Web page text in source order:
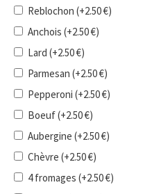
Reblochon (+2.50€)
Anchois (+2.50€)
Lard (+2.50€)
Parmesan (+2.50€)
Pepperoni (+2.50€)
Boeuf(+2.50€)
Aubergine (+2.50€)
Chèvre (+2.50€)
4 fromages (+2.50€)